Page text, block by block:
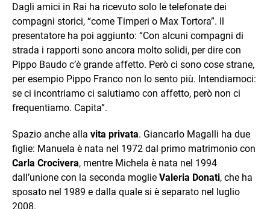
Dagli amici in Rai ha ricevuto solo le telefonate dei
compagni storici, “come Timperi o Max Tortora”. Il
presentatore ha poi aggiunto: “Con alcuni compagni di
strada i rapporti sono ancora molto solidi, per dire con
Pippo Baudo c’è grande affetto. Però ci sono cose strane,
per esempio Pippo Franco non lo sento più. Intendiamoci:
se ci incontriamo ci salutiamo con affetto, però non ci
frequentiamo. Capita”.
Spazio anche alla vita privata. Giancarlo Magalli ha due
figlie: Manuela è nata nel 1972 dal primo matrimonio con
Carla Crocivera, mentre Michela è nata nel 1994
dall’unione con la seconda moglie Valeria Donati, che ha
sposato nel 1989 e dalla quale si è separato nel luglio
2008.